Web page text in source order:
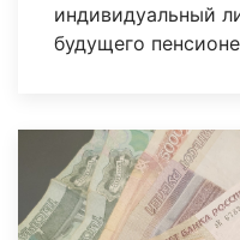
индивидуальный
будущего